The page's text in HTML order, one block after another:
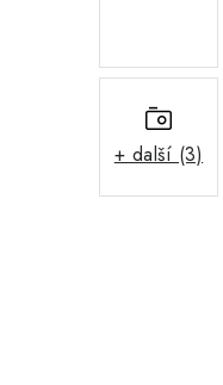
+ další (3)